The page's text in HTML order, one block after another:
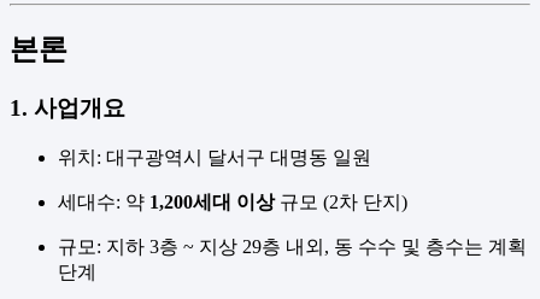
본론
1. 사업개요
위치: 대구광역시 달서구 대명동 일원
세대수: 약 1,200세대 이상규모 (2차 단지)
규모: 지하 3층 ~ 지상 29층 내외, 동 수수 및 층수는 계획
단계